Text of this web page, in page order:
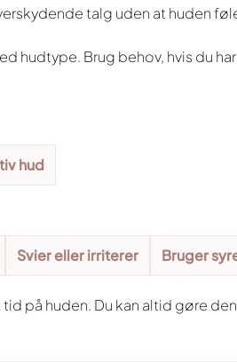
talg uden at huden
hudtype. Brug behov, hvis du
hud
Svier eller irriterer Bruger
på huden. Du kan altid gøre